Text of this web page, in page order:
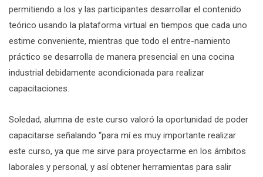
permitiendo a los y las participantes desarrollar el contenido
teórico usando la plataforma virtual en tiempos que cada uno
estime conveniente, mientras que todo el entre-namiento
práctico se desarrolla de manera presencial en una cocina
industrial debidamente acondicionada para realizar
capacitaciones.
Soledad, alumna de este curso valoró la oportunidad de poder
capacitarse señalando “para mí es muy importante realizar
este curso, ya que me sirve para proyectarme en los ámbitos
laborales y personal, y así obtener herramientas para salir